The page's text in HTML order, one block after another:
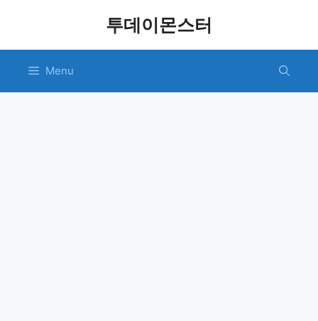
투데이몬스터
Menu